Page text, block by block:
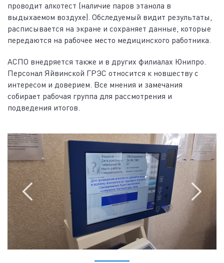
проводит алкотест (наличие паров этанола в
выдыхаемом воздухе). Обследуемый видит результаты,
расписывается на экране и сохраняет данные, которые
передаются на рабочее место медицинского работника.
АСПО внедряется также и в других филиалах Юнипро.
Персонал Яйвинской ГРЭС относится к новшеству с
интересом и доверием. Все мнения и замечания
собирает рабочая группа для рассмотрения и
подведения итогов.